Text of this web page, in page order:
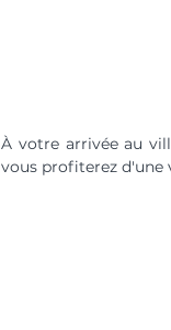
À votre arrivée au
vous profiterez d'une